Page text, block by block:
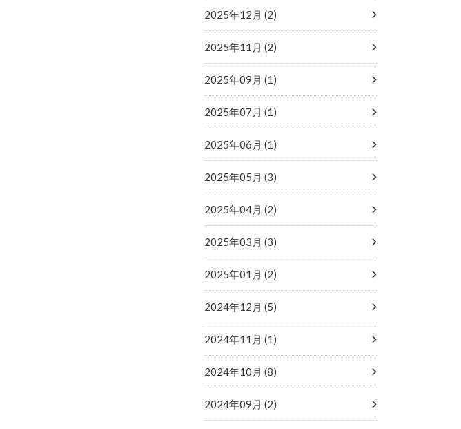
2025年12月 (2)
2025年11月 (2)
2025年09月 (1)
2025年07月 (1)
2025年06月 (1)
2025年05月 (3)
2025年04月 (2)
2025年03月 (3)
2025年01月 (2)
2024年12月 (5)
2024年11月 (1)
2024年10月 (8)
2024年09月 (2)